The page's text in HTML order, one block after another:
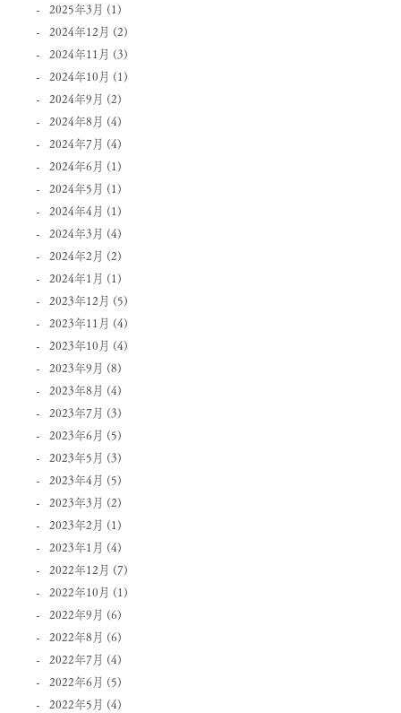
2025年3月 (1)
2024年12月 (2)
2024年11月 (3)
2024年10月 (1)
2024年9月 (2)
2024年8月 (4)
2024年7月 (4)
2024年6月 (1)
2024年5月 (1)
2024年4月 (1)
2024年3月 (4)
2024年2月 (2)
2024年1月 (1)
2023年12月 (5)
2023年11月 (4)
2023年10月 (4)
2023年9月 (8)
2023年8月 (4)
2023年7月 (3)
2023年6月 (5)
2023年5月 (3)
2023年4月 (5)
2023年3月 (2)
2023年2月 (1)
2023年1月 (4)
2022年12月 (7)
2022年10月 (1)
2022年9月 (6)
2022年8月 (6)
2022年7月 (4)
2022年6月 (5)
2022年5月 (4)